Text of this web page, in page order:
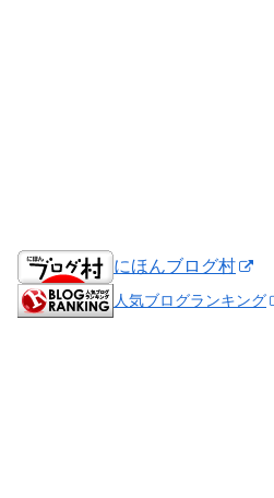
にほんブログ村
人気ブログランキング